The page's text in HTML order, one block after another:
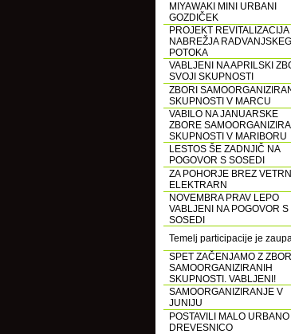
MIYAWAKI MINI URBANI
GOZDIČEK
PROJEKT REVITALIZACIJA
NABREŽJA
POTOKA
VABLJENI NA APRILSKI
SVOJI SKUPNOSTI
ZBORI
SKUPNOSTI V MARCU
VABILO NA JANUARSKE
ZBORE
SKUPNOSTI V MARIBORU
LESTOS ŠE ZADNJIČ NA
POGOVOR S SOSEDI
ZA POHORJE BREZ
ELEKTRARN
NOVEMBRA PRAV LEPO
VABLJENI NA POGOVOR S
SOSEDI
Temelj participacije je
SPET ZAČENJAMO Z ZBORI
SAMOORGANIZIRANIH
SKUPNOSTI. VABLJENI!
SAMOORGANIZIRANJE V
JUNIJU
POSTAVILI MALO URBANO
DREVESNICO